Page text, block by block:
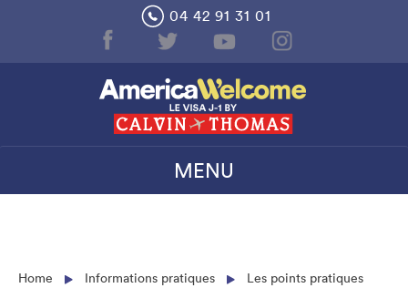
04 42 91 31 01
MENU
Home Informations pratiques Les points pratiques